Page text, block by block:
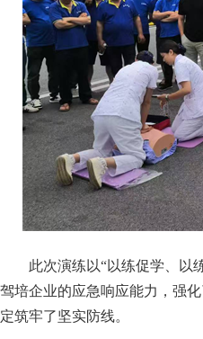
此次演练以“以练促学、以
驾培企业的应急响应能力，强
定筑牢了坚实防线。